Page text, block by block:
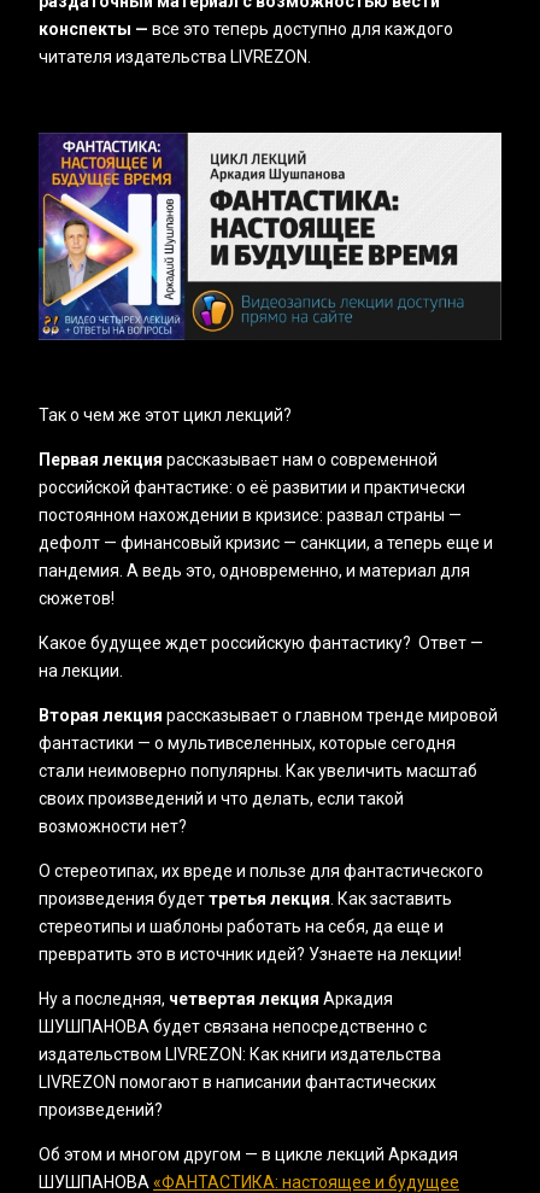
конспекты — все это теперь доступно для каждого
читателя издательства LIVREZON.
Так о чем же этот цикл лекций?
Первая лекция рассказывает нам о современной
российской фантастике: о её развитии и практически
постоянном нахождении в кризисе: развал страны —
дефолт — финансовый кризис — санкции, а теперь еще и
пандемия. А ведь это, одновременно, и материал для
сюжетов!
Какое будущее ждет российскую фантастику? Ответ —
на лекции.
Вторая лекция рассказывает о главном тренде мировой
фантастики — о мультивселенных, которые сегодня
стали неимоверно популярны. Как увеличить масштаб
своих произведений и что делать, если такой
возможности нет?
О стереотипах, их вреде и пользе для фантастического
произведения будеттретья лекция . Как заставить
стереотипы и шаблоны работать на себя, да еще и
превратить это в источник идей? Узнаете на лекции!
Ну а последняя, четвертая лекция Аркадия
ШУШПАНОВА будет связана непосредственно с
издательством LIVREZON: Как книги издательства
LIVREZON помогают в написании фантастических
произведений?
Об этом и многом другом — в цикле лекций Аркадия
ШУШПАНОВА «ФАНТАСТИКА: настоящее и будущее